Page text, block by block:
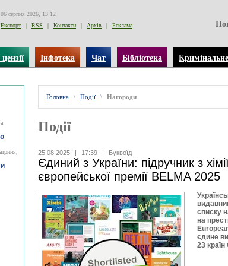
06 серпня 2026, 13:12
Експорт
| RSS | Контакти | Архів | Реклама
Інфотека Чат Бібліотека
Головна \ Події \ Нагороди
Події
25.08.2025 | 17:39 | Буквоїд
Єдиний з України: підручник з
європейської премії BELMA 2025
списку
на
єдине
23